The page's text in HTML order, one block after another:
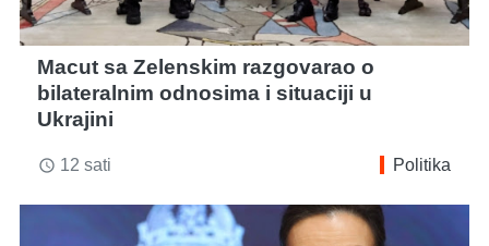
Macut sa Zelenskim razgovarao o
bilateralnim odnosima i situaciji u
Ukrajini
access_time 12 sati Politika